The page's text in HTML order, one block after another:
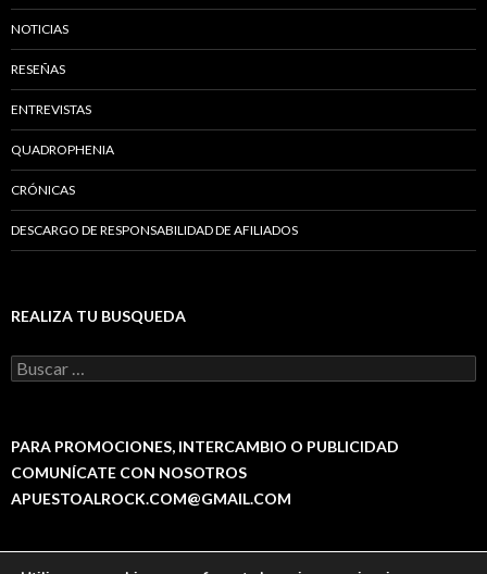
NOTICIAS
RESEÑAS
ENTREVISTAS
QUADROPHENIA
CRÓNICAS
DESCARGO DE RESPONSABILIDAD DE AFILIADOS
REALIZA TU BUSQUEDA
B
u
a
:
PARA PROMOCIONES, INTERCAMBIO O PUBLICIDAD
COMUNÍCATE CON NOSOTROS
APUESTOALROCK.COM@GMAIL.COM